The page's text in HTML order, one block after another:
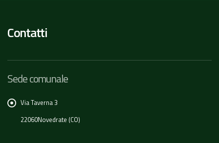
Contatti
Sede comunale
Via Taverna 3
22060Novedrate (CO)